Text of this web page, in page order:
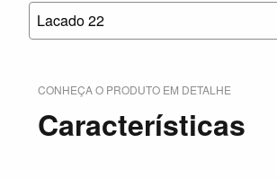
Lacado 22
CONHEÇA O PRODUTO EM DETALHE
Características